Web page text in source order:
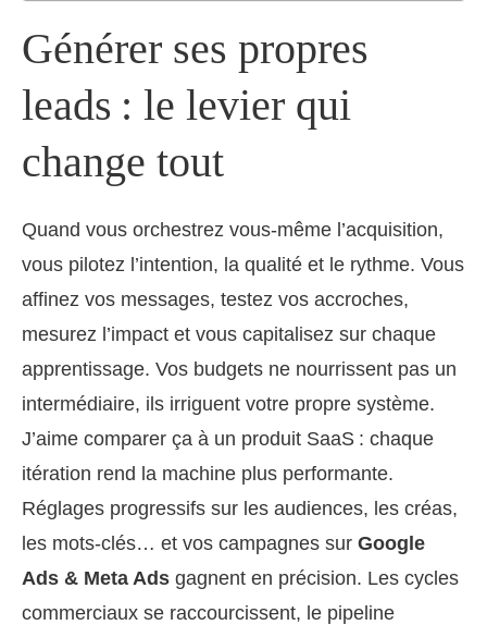
Générer ses propres
leads : le levier qui
change tout
Quand vous orchestrez vous-même l’acquisition,
vous pilotez l’intention, la qualité et le rythme. Vous
affinez vos messages, testez vos accroches,
mesurez l’impact et vous capitalisez sur chaque
apprentissage. Vos budgets ne nourrissent pas un
intermédiaire, ils irriguent votre propre système.
J’aime comparer ça à un produit SaaS : chaque
itération rend la machine plus performante.
Réglages progressifs sur les audiences, les créas,
les mots-clés… et vos campagnes sur Google
Ads & Meta Ads gagnent en précision. Les cycles
commerciaux se raccourcissent, le pipeline